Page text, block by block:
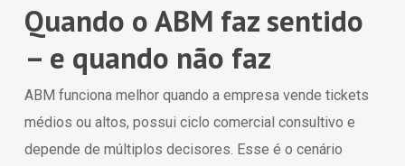
Quando o ABM faz sentido
– e quando não faz
ABM funciona melhor quando a empresa vende tickets
médios ou altos, possui ciclo comercial consultivo e
depende de múltiplos decisores. Esse é o cenário